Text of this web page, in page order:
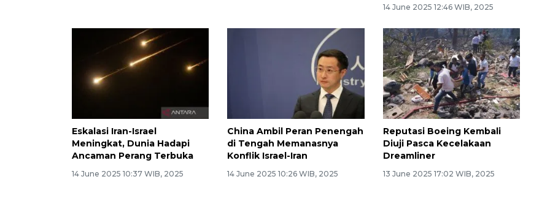
14 June 2025 12:46 WIB, 2025
Eskalasi Iran-Israel
Meningkat, Dunia Hadapi
Ancaman Perang Terbuka
14 June 2025 10:37 WIB, 2025
China Ambil Peran Penengah
di Tengah Memanasnya
Konflik Israel-Iran
14 June 2025 10:26 WIB, 2025
Reputasi Boeing Kembali
Diuji Pasca Kecelakaan
Dreamliner
13 June 2025 17:02 WIB, 2025